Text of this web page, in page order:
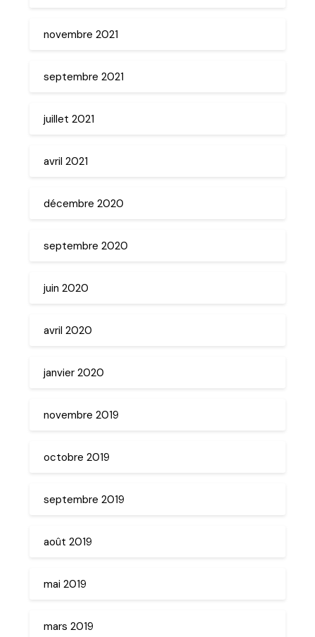
novembre 2021
septembre 2021
juillet 2021
avril 2021
décembre 2020
septembre 2020
juin 2020
avril 2020
janvier 2020
novembre 2019
octobre 2019
septembre 2019
août 2019
mai 2019
mars 2019